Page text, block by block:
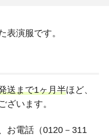
表演服です。
送まで1ヶ月半ほど、
ざいます。
お電話（0120－311